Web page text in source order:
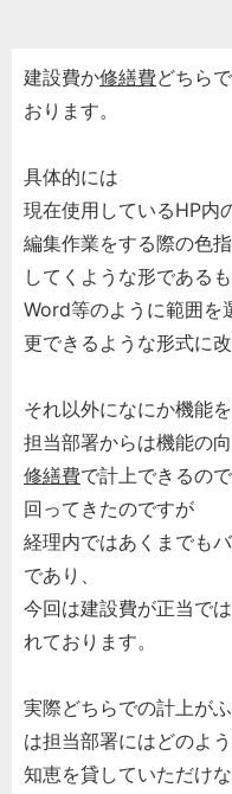
建設費か修繕費どちら
おります。
具体的には
現在使用しているHP内
編集作業をする際の色
してくような形である
Word等のように範囲を
更できるような形式に
それ以外になにか機能
担当部署からは機能の
修繕費で計上できるの
回ってきたのですが
経理内ではあくまでも
であり、
今回は建設費が正当で
れております。
実際どちらでの計上が
は担当部署にはどのよ
知恵を貸していただけな